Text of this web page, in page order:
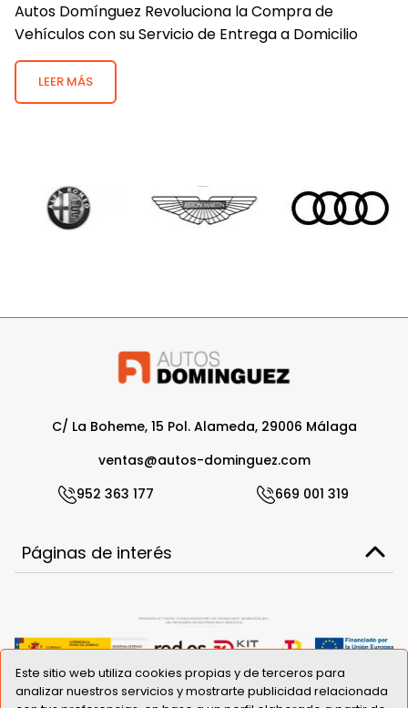
Autos Domínguez Revoluciona la Compra de
Vehículos con su Servicio de Entrega a Domicilio
LEER MÁS
Este sitio web utiliza cookies propias y de terceros para
analizar nuestros servicios y mostrarte publicidad relacionada
C/ La Boheme, 15 Pol. Alameda, 29006 Málaga
ventas@autos-dominguez.com
952 363 177
669 001 319
Páginas de interés